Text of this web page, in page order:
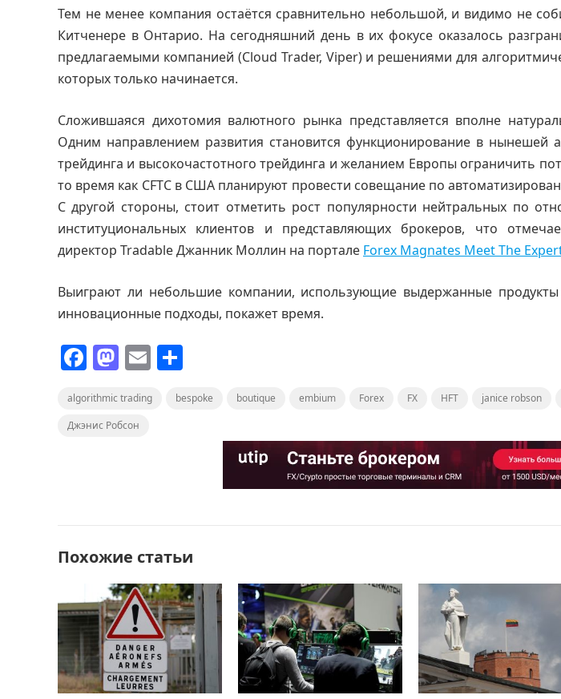
Тем не менее компания остаётся сравнительно небольшой, и видимо не
Китченере в Онтарио. На сегодняшний день в их фокусе оказалось
предлагаемыми компанией (Cloud Trader, Viper) и решениями для
которых только начинается.
Сложившаяся дихотомия валютного рынка представляется вполне
Одним направлением развития становится функционирование в нынешей
трейдинга и высокочастотного трейдинга и желанием Европы ограничить
то время как CFTC в США планируют провести совещание по
С другой стороны, стоит отметить рост популярности нейтральных по
институциональных клиентов и представляющих брокеров, что
директор Tradable Джанник Моллин на портале Forex Magnates Meet The
Выиграют ли небольшие компании, использующие выдержанные
инновационные подходы, покажет время.
F
c
e
M
st
o
E
ai п
ь
algorithmic trading bespoke boutique embium Forex FX HFT janice robson
Джэнис Робсон
Похожие статьи